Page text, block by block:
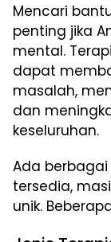
Mencari
penting jika
mental.
dapat
masalah,
dan
keseluruhan.
Ada
tersedia,
unik.